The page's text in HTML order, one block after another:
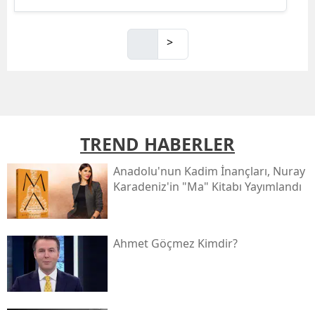
>
TREND HABERLER
Anadolu'nun Kadim İnançları, Nuray
Karadeniz'in "ma" Kitabı Yayımlandı
Ahmet Göçmez Kimdir?